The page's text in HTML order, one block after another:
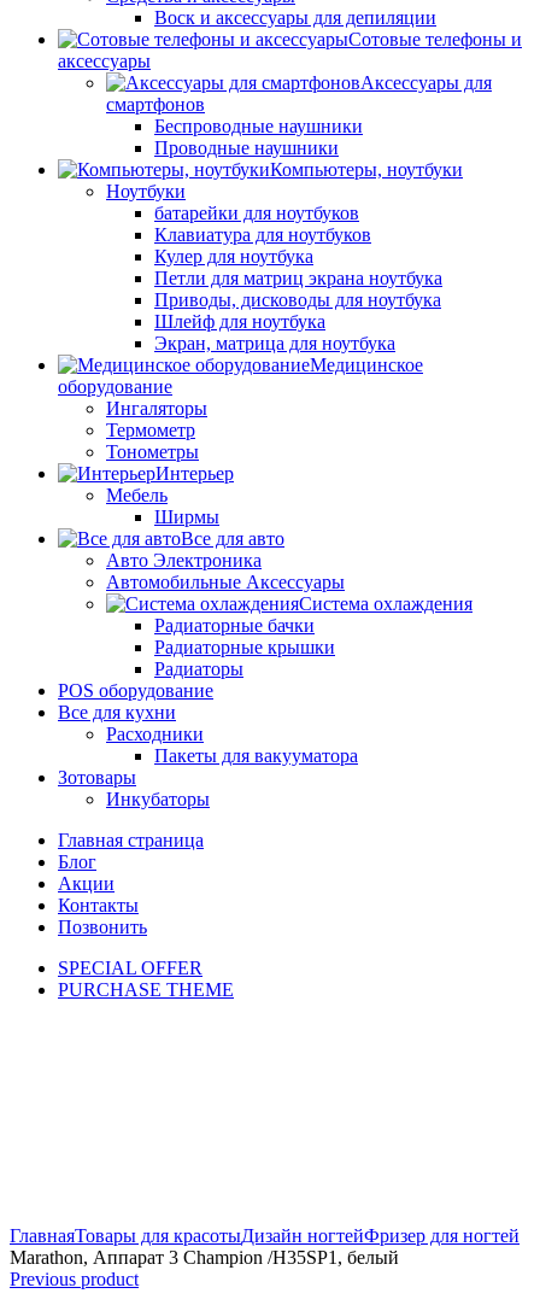
Воск и аксессуары для депиляции
Сотовые телефоны и
аксессуары
Аксессуары для
смартфонов
Беспроводные наушники
Проводные наушники
Компьютеры, ноутбуки
Ноутбуки
батарейки для ноутбуков
Клавиатура для ноутбуков
Кулер для ноутбука
Петли для матриц экрана ноутбука
Приводы, дисководы для ноутбука
Шлейф для ноутбука
Экран, матрица для ноутбука
Медицинское
оборудование
Ингаляторы
Термометр
Тонометры
Интерьер
Мебель
Ширмы
Все для авто
Авто Электроника
Автомобильные Аксессуары
Система охлаждения
Радиаторные бачки
Радиаторные крышки
Радиаторы
POS оборудование
Все для кухни
Расходники
Пакеты для вакууматора
Зотовары
Инкубаторы
Главная страница
Блог
Акции
Контакты
Позвонить
SPECIAL OFFER
PURCHASE THEME
ГлавнаяТовары для красотыДизайн ногтейФризер для ногтей
Мarathon, Аппарат 3 Champion /H35SP1, белый
Previous product